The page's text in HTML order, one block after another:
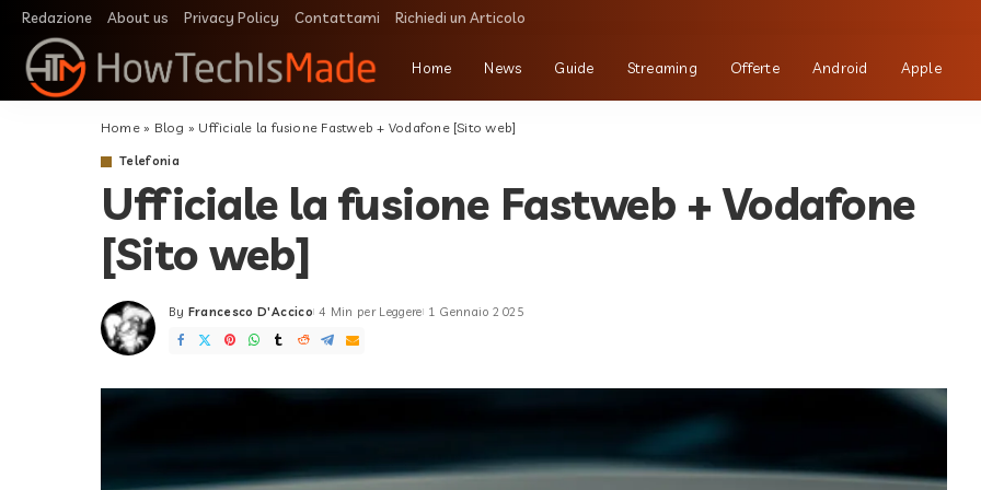
Redazione About us Privacy Policy Contattami Richiedi un Articolo
Home News Guide Streaming Offerte Android Apple
Home» Blog » Ufficiale la fusione Fastweb + Vodafone [Sito web]
Telefonia
Ufficiale la fusione Fastweb + Vodafone
[Sito web]
Posted
by
By Francesco D'Accico 4 Min per Leggere 1 Gennaio 2025